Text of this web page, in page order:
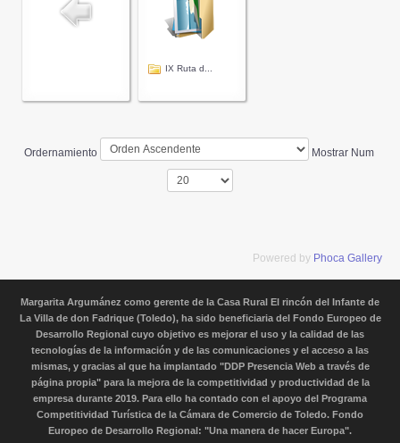
IX Ruta d...
Ordernamiento Mostrar Num
Powered by Phoca Gallery
Margarita Argumánez como gerente de la Casa Rural El rincón del Infante de
La Villa de don Fadrique (Toledo), ha sido beneficiaria del Fondo Europeo de
Desarrollo Regional cuyo objetivo es mejorar el uso y la calidad de las
tecnologías de la información y de las comunicaciones y el acceso a las
mismas, y gracias al que ha implantado "DDP Presencia Web a través de
página propia" para la mejora de la competitividad y productividad de la
empresa durante 2019. Para ello ha contado con el apoyo del Programa
Competitividad Turística de la Cámara de Comercio de Toledo. Fondo
Europeo de Desarrollo Regional: "Una manera de hacer Europa".